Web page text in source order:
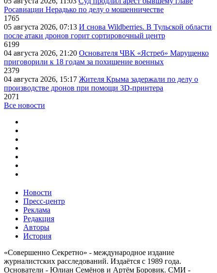
Росавиации Нерадько по делу о мошенничестве
1765
05 августа 2026, 07:13 И снова Wildberries. В Тульской области
после атаки дронов горит сортировочный центр
6199
04 августа 2026, 21:20 Основателя ЧВК «Ястреб» Марущенко
приговорили к 18 годам за похищение военных
2379
04 августа 2026, 15:17 Жителя Крыма задержали по делу о
производстве дронов при помощи 3D‑принтера
2071
Все новости
Новости
Пресс-центр
Реклама
Редакция
Авторы
История
«Совершенно Секретно» - международное издание
журналистских расследований. Издаётся с 1989 года.
Основатели - Юлиан Семёнов и Артём Боровик. CМИ -